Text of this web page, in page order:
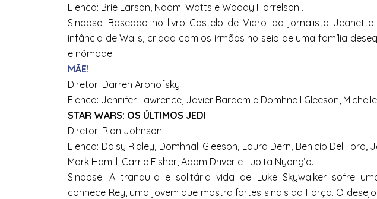
Elenco: Brie Larson, Naomi Watts e Woody Harrelson .
Sinopse: Baseado no livro Castelo de Vidro, da jornalista
infância de Walls, criada com os irmãos no seio de uma família
e nômade.
MÃE!
Diretor: Darren Aronofsky
Elenco: Jennifer Lawrence, Javier Bardem e Domhnall Gleeson,
STAR WARS: OS ÚLTIMOS JEDI​
Diretor: Rian Johnson
Elenco: Daisy Ridley, Domhnall Gleeson, Laura Dern, Benicio Del Toro,
Mark Hamill, Carrie Fisher, Adam Driver e Lupita Nyong’o.
Sinopse: A tranquila e solitária vida de Luke Skywalker sofre
conhece Rey, uma jovem que mostra fortes sinais da Força. O